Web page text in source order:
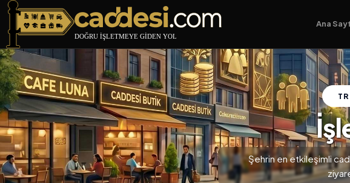
Caddesi.com Ana
TR
Şehrin en etkileşimli